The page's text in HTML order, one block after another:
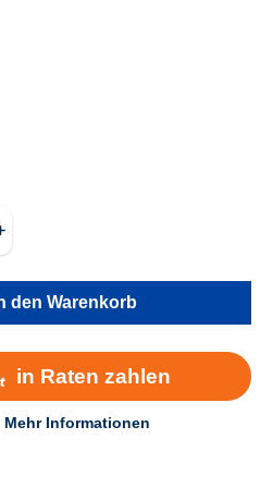
Wert ein
den Warenkorb